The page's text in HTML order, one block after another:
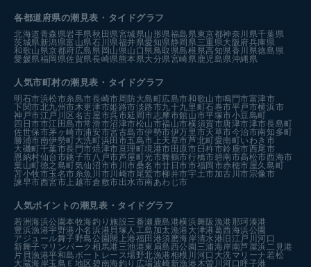
各都道府県の潮見表 ・タイドグラフ
北海道青森県岩手県秋田県宮城県山形県福島県東京都神奈川県千葉県
茨城県新潟県富山県石川県福井県愛知県静岡県三重県大阪府兵庫県
和歌山県京都府広島県 岡山県山口県鳥取県島根県高知県香川県徳島県
愛媛県福岡県佐賀県長崎県熊本県大分県宮崎県鹿児島県沖縄県
人気市町村の潮見表・タイドグラフ
明石市浜松市糸島市長崎市周防大島町広島市和歌山市鳴門市富津市
下関市北九州市木更津市姫路市淡路市九十九里町石巻市平戸市横浜市
神戸市江戸川区 名古屋市呉市延岡市志摩市館山市平塚市小豆島町
四日市市江田島市常滑市沼津市松山市福山市横須賀市唐津市津市長島町
佐世保市茅ヶ崎市浦安市宮古島市伊勢市伊万里市天草市今治市南知多町
勝浦市南伊勢町大洗町浜田市五島市 上天草市芦北町愛南町いわき市
大磯町千葉市長門市焼津市亘理町境港市 田原市 臼杵市鈴鹿市西尾市
恩納村仙台市銚子市八戸市芦屋町光市舞鶴市行橋市碧南市高松市西海市
葉山町徳之島町気仙沼市市川市桑名市廿日市市福岡市赤穂市屋久島町
苫小牧市玉名市糸魚川市川崎市尾鷲市柳井市宇土市加古川市宗像市
諫早市西宮市 上越市倉敷市出水市南あわじ市
人気ポイントの潮見表・タイドグラフ
若洲海浜公園本牧海釣り施設三番瀬 鹿島港横浜舞阪漁港 那珂湊港
豊浜漁港宇野港小名浜港 貝塚人工島 加太漁港 大津港葛西海浜公園
アジュール舞子野島公園 閖上港福田港須磨海岸清水港 旧江戸川河口
新舞子マリンパーク 相馬港 三池港東扇島西公園 三浦海岸南芦屋浜二見港
片貝漁港平和島ボートレース場野北漁港相模川河口 大洗マリーナ若松
大蔵海岸玉島Ｅ地区 碧南海釣り広場波崎新漁港木曽川河口 呼子港